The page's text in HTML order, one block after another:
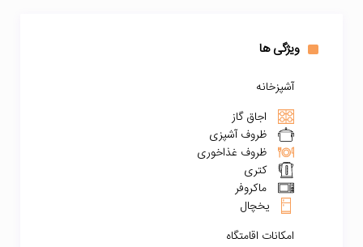
ویژگی ها
آشپزخانه
اجاق گاز
ظروف آشپزی
ظروف غذاخوری
کتری
ماکروفر
یخچال
امکانات اقامتگاه